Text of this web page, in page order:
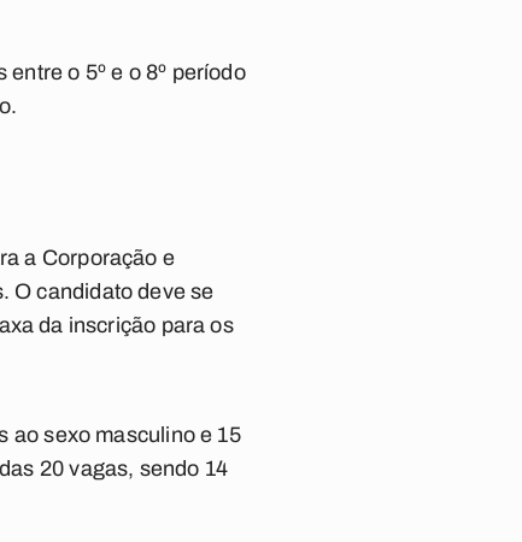
o 5º e o 8º período
a Corporação e
O candidato deve se
da inscrição para os
ao sexo masculino e 15
20 vagas, sendo 14